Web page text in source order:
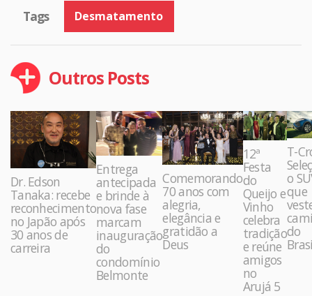
Tags Desmatamento
Outros Posts
Dr. Edson
Tanaka: recebe
reconhecimento
no Japão após
30 anos de
carreira
Entrega
antecipada
e brinde à
nova fase
marcam
inauguração
do
condomínio
Belmonte
Comemorando
70 anos com
alegria,
elegância e
gratidão a
Deus
12ª
Festa
do
Queijo e
Vinho
celebra
tradição
e reúne
amigos
no
Arujá 5
T-
o
que
do